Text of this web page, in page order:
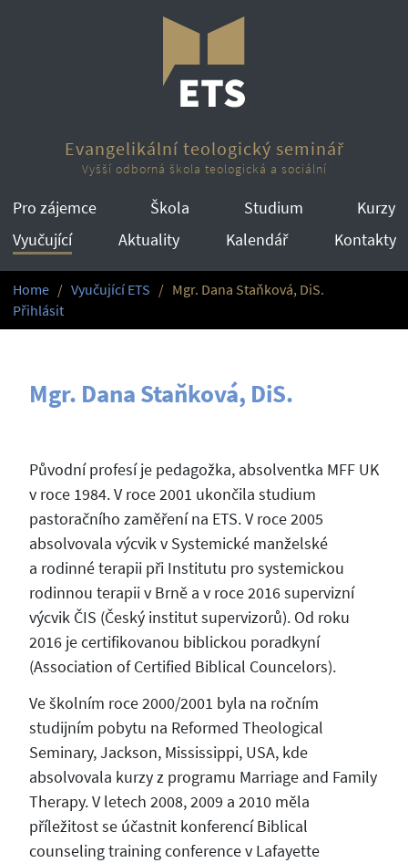
Evangelikální teologický seminář
Vyšší odborná škola teologická a sociální
Pro zájemce Škola Studium
Kurzy
Vyučující
Aktuality Kalendář Kontakty
Home Vyučující ETS
Mgr. Dana Staňková, DiS.
Přihlásit
Mgr. Dana Staňková, DiS.
Původní profesí je pedagožka, absolventka MFF UK
v roce 1984. V roce 2001 ukončila studium
pastoračního zaměření na ETS. V roce 2005
absolvovala výcvik v Systemické manželské
a rodinné terapii při Institutu pro systemickou
rodinnou terapii v Brně a v roce 2016 supervizní
výcvik ČIS (Český institut supervizorů). Od roku
2016 je certifikovanou biblickou poradkyní
(Association of Certified Biblical Councelors).
Ve školním roce 2000/2001 byla na ročním
studijním pobytu na Reformed Theological
Seminary, Jackson, Mississippi, USA, kde
absolvovala kurzy z programu Marriage and Family
Therapy. V letech 2008, 2009 a 2010 měla
příležitost se účastnit konferencí Biblical
counseling training conference v Lafayette